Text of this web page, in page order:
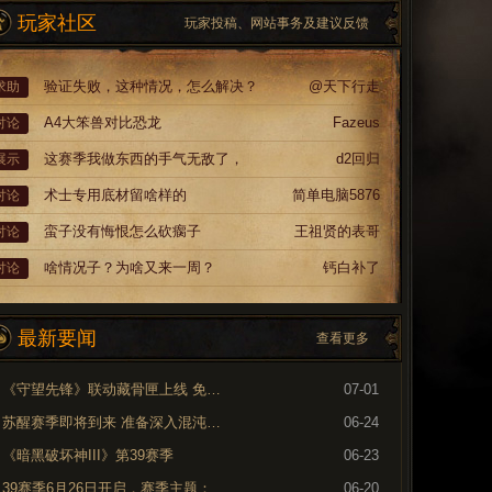
玩家社区 玩家投稿、网站事务及建议反馈
助 验证失败，这种情况，怎么解决？ @天下行走
论 A4大笨兽对比恐龙 Fazeus
示 这赛季我做东西的手气无敌了， d2回归
论 术士专用底材留啥样的 简单电脑5876
论 蛮子没有悔恨怎么砍瘸子 王祖贤的表哥
论 啥情况子？为啥又来一周？ 钙白补了
最新要闻 查看更多
《守望先锋》联动藏骨匣上线 免费领取专属外观
07-01
苏醒赛季即将到来 准备深入混沌裂隙
06-24
《暗黑破坏神III》第39赛季
06-23
06-20